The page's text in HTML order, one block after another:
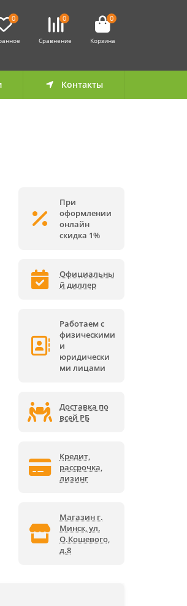
0 0
Сравнение
0
Корзина
Контакты
При
оформлении
онлайн
скидка 1%
Официальны
й диллер
Работаем с
физическими
и
юридически
ми лицами
Доставка по
всей РБ
Кредит,
рассрочка,
лизинг
Магазин г.
Минск, ул.
О.Кошевого,
д.8